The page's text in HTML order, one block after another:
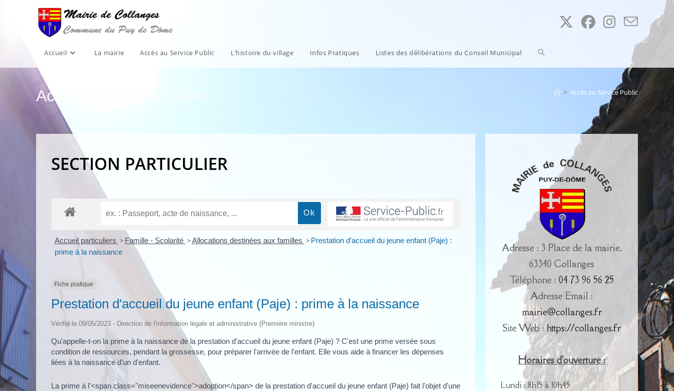
Accueil La mairie Accès au Service Public L’histoire du village Infos Pratiques Listes des délibérations du Conseil Municipal Toggle
Accès au Service Public > Accès au Service Public
SECTION PARTICULIER
Accueil particuliers > Famille - Scolarité > Allocations destinées aux familles > Prestation d'accueil du jeune enfant (Paje) :
prime à la naissance
Fiche pratique
Prestation d'accueil du jeune enfant (Paje) : prime à la naissance
Vérifié le 09/05/2023 - Direction de l'information légale et administrative (Première ministre)
Qu'appelle-t-on la prime à la naissance de la prestation d'accueil du jeune enfant (Paje) ? C'est une prime versée sous
condition de ressources, pendant la grossesse, pour préparer l'arrivée de l'enfant. Elle vous aide à financer les dépenses
liées à la naissance d'un d'enfant.
La prime à l'<span class="miseenevidence">adoption</span> de la prestation d'accueil du jeune enfant (Paje) fait l'objet d'une
Adresse : 3 Place de la mairie,
63340 Collanges
Téléphone : 04 73 96 56 25
Adresse Email :
mairie@collanges.fr
Site Web :https://collanges.fr
Horaires d'ouverture :
Lundi : 8h15 à 10h45